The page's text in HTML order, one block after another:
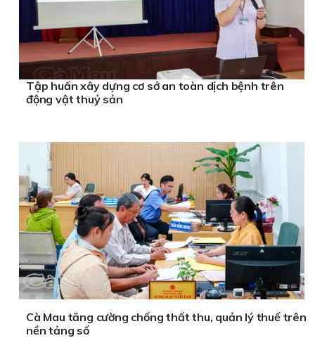
Tập huấn xây dựng cơ sở an toàn dịch bệnh trên
động vật thuỷ sản
Cà Mau tăng cường chống thất thu, quản lý thuế trên
nền tảng số